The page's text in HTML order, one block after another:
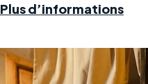
Plus d’informations